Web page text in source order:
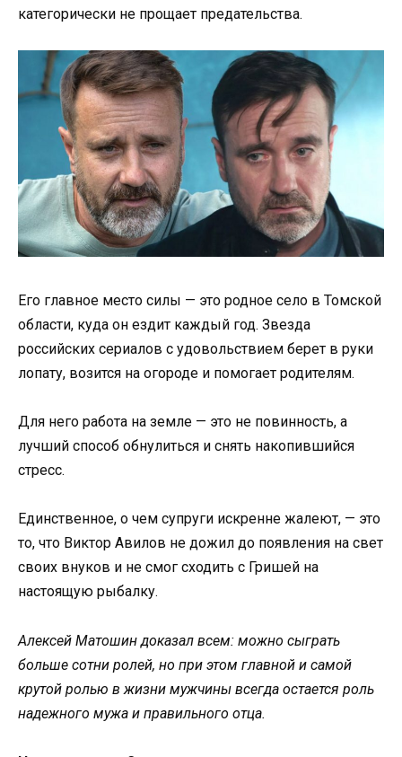
категорически не прощает предательства.
Его главное место силы — это родное село в Томской
области, куда он ездит каждый год. Звезда
российских сериалов с удовольствием берет в руки
лопату, возится на огороде и помогает родителям.
Для него работа на земле — это не повинность, а
лучший способ обнулиться и снять накопившийся
стресс.
Единственное, о чем супруги искренне жалеют, — это
то, что Виктор Авилов не дожил до появления на свет
своих внуков и не смог сходить с Гришей на
настоящую рыбалку.
Алексей Матошин доказал всем: можно сыграть
больше сотни ролей, но при этом главной и самой
крутой ролью в жизни мужчины всегда остается роль
надежного мужа и правильного отца.